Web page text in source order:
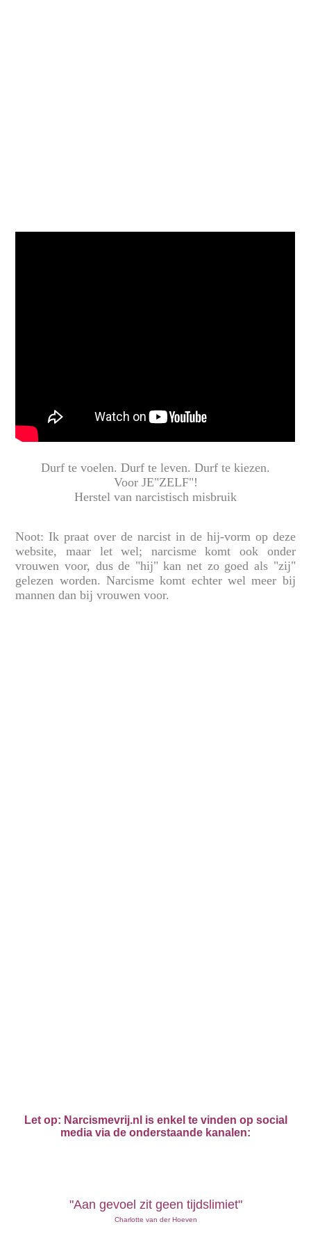
Durf te voelen. Durf te leven. Durf te kiezen.
Voor JE"ZELF"!
Herstel van narcistisch misbruik
Noot: Ik praat over de narcist in de hij-vorm op deze
website, maar let wel; narcisme komt ook onder
vrouwen voor, dus de "hij" kan net zo goed als "zij"
gelezen worden. Narcisme komt echter wel meer bij
mannen dan bij vrouwen voor.
Let op: Narcismevrij.nl is enkel te vinden op social
media via de onderstaande kanalen:
"Aan gevoel zit geen tijdslimiet"
Charlotte van der Hoeven